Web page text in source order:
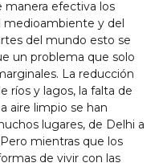
manera efectiva los
medioambiente y del
del mundo esto se
un problema que solo
La reducción
ríos y lagos, la falta de
aire limpio se han
lugares, de Delhi a
mientras que los
de vivir con las